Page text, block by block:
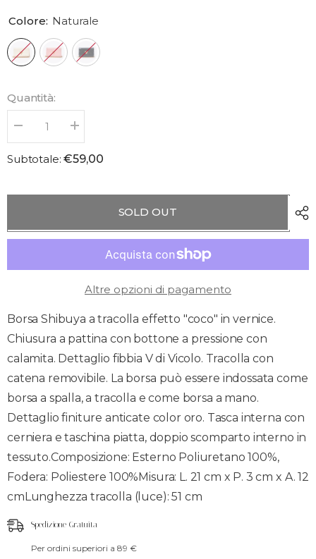
Colore: Naturale
Quantità:
Diminuisci
Quantità
Borsa
Shibuya
Aumenta
Quantità
Borsa
Shibuya
Subtotale:€59,00
SOLD OUT
Altre opzioni di pagamento
Borsa Shibuya a tracolla effetto "coco" in vernice.
Chiusura a pattina con bottone a pressione con
calamita. Dettaglio fibbia V di Vicolo. Tracolla con
catena removibile. La borsa può essere indossata come
borsa a spalla, a tracolla e come borsa a mano.
Dettaglio finiture anticate color oro. Tasca interna con
cerniera e taschina piatta, doppio scomparto interno in
tessuto.Composizione: Esterno Poliuretano 100%,
Fodera: Poliestere 100%Misura: L. 21 cm x P. 3 cm x A. 12
cmLunghezza tracolla (luce): 51 cm
Spedizione Gratuita
Per ordini superiori a 89 €